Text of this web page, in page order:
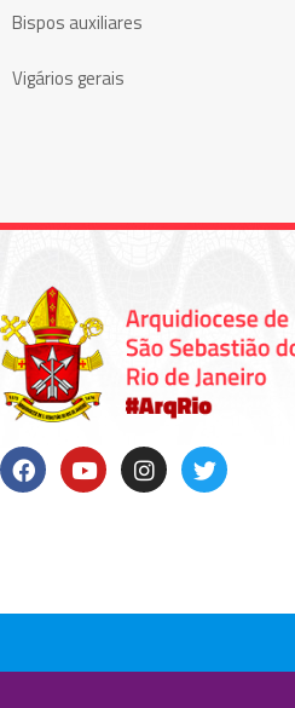
Bispos auxiliares
Vigários gerais